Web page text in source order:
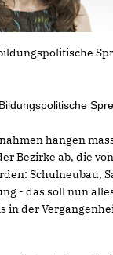
Bildungspolitische
hängen
Bezirke ab, die
Schulneubau,
- das soll nun
in der